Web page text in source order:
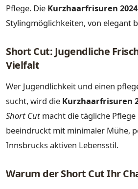
Pflege. Die Kurzhaarfrisuren 2024
Stylingmöglichkeiten, von elegant
Short Cut: Jugendliche
Vielfalt
Wer Jugendlichkeit und einen
sucht, wird die Kurzhaarfrisuren
Short Cut macht die tägliche Pflege
beeindruckt mit minimaler Mühe,
Innsbrucks aktiven Lebensstil.
Warum der Short Cut Ihr